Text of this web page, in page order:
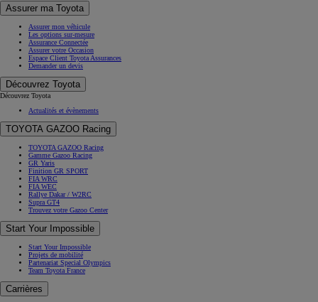
Assurer ma Toyota
Assurer mon véhicule
Les options sur-mesure
Assurance Connectée
Assurer votre Occasion
Espace Client Toyota Assurances
Demander un devis
Découvrez Toyota
Découvrez Toyota
Actualités et évènements
TOYOTA GAZOO Racing
TOYOTA GAZOO Racing
Gamme Gazoo Racing
GR Yaris
Finition GR SPORT
FIA WRC
FIA WEC
Rallye Dakar / W2RC
Supra GT4
Trouvez votre Gazoo Center
Start Your Impossible
Start Your Impossible
Projets de mobilité
Partenariat Special Olympics
Team Toyota France
Carrières